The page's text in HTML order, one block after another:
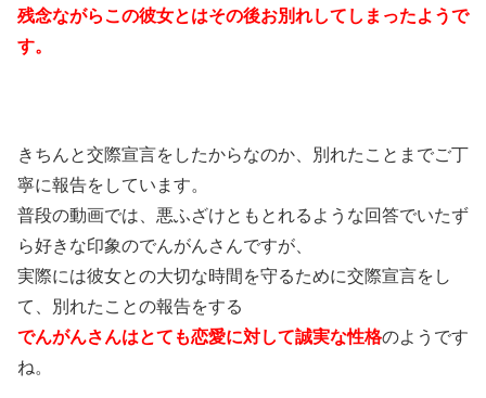
残念ながらこの彼女とはその後お別れしてしまったようで
す。
きちんと交際宣言をしたからなのか、別れたことまでご丁
寧に報告をしています。
普段の動画では、悪ふざけともとれるような回答でいたず
ら好きな印象のでんがんさんですが、
実際には彼女との大切な時間を守るために交際宣言をし
て、別れたことの報告をする
でんがんさんはとても恋愛に対して誠実な性格のようです
ね。